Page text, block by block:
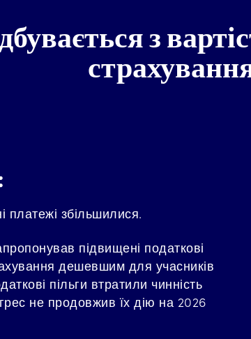
з
платежі збільшилися.
підвищені податкові
дешевшим для учасників
пільги втратили чинність
не продовжив їх дію на 2026